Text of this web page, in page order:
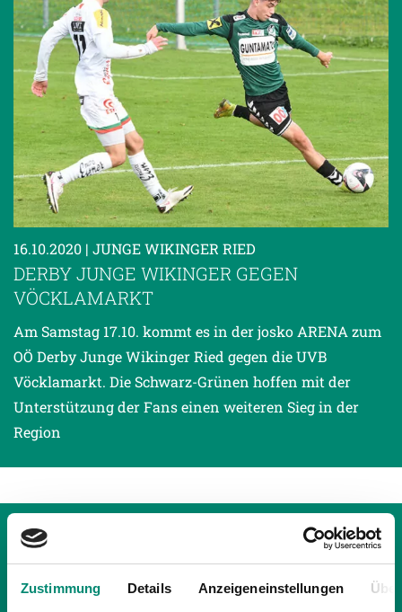
Zustimmung Details Anzeigeneinstellungen
16.10.2020 | JUNGE WIKINGER RIED
DERBY JUNGE WIKINGER GEGEN
VÖCKLAMARKT
Am Samstag 17.10. kommt es in der josko ARENA zum
OÖ Derby Junge Wikinger Ried gegen die UVB
Vöcklamarkt. Die Schwarz-Grünen hoffen mit der
Unterstützung der Fans einen weiteren Sieg in der
Region